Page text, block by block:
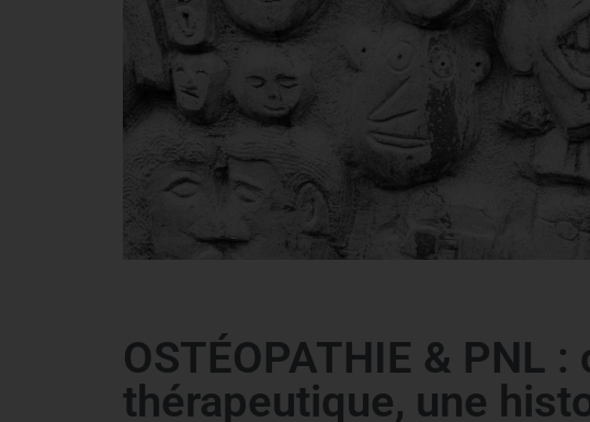
OSTÉOPATHIE & PNL
thérapeutique, une